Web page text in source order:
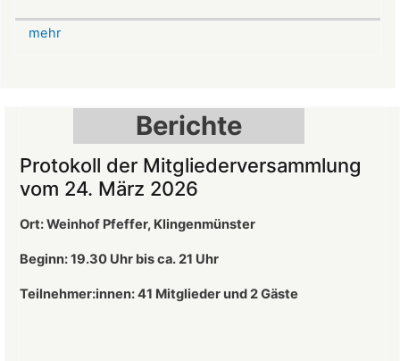
Landeck
mehr
Berichte
Protokoll der Mitgliederversammlung
vom 24. März 2026
Ort: Weinhof Pfeffer, Klingenmünster
Beginn: 19.30 Uhr bis ca. 21 Uhr
Teilnehmer:innen: 41 Mitglieder und 2 Gäste